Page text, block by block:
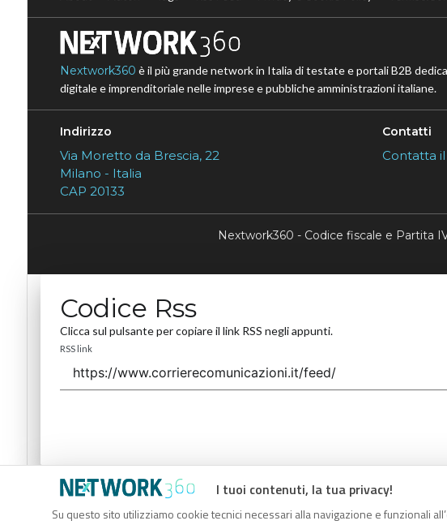
I tuoi contenuti, la tua privacy!
Su questo sito utilizziamo cookie tecnici necessari alla navigazione e funzionali
Nextwork360 è il più grande network in Italia di testate e portali B2B
digitale e imprenditoriale nelle imprese e pubbliche amministrazioni italiane.
Indirizzo
Via Moretto da Brescia, 22
Milano - Italia
CAP 20133
Contatti
Contatta
Nextwork360 - Codice fiscale e Partita
Codice Rss
Clicca sul pulsante per copiare il link RSS negli appunti.
RSS link
Codice Rss
Clicca sul pulsante per copiare il link RSS negli appunti.